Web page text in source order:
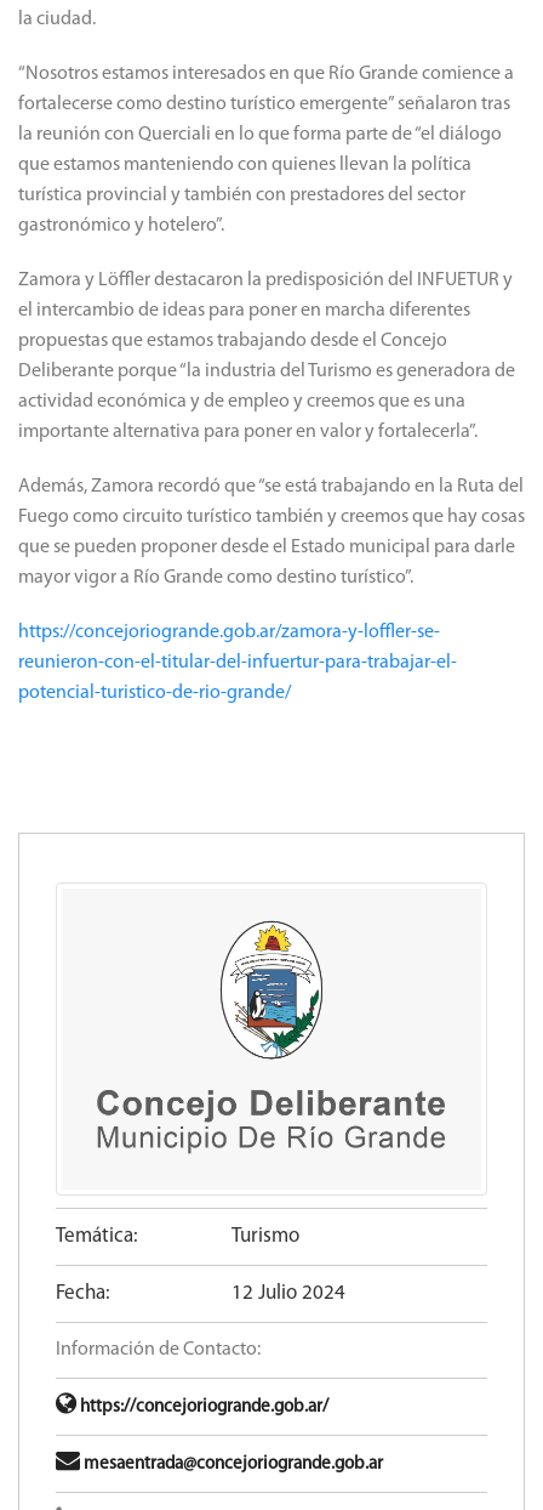
la ciudad.
“Nosotros estamos interesados en que Río Grande comience a
fortalecerse como destino turístico emergente” señalaron tras
la reunión con Querciali en lo que forma parte de “el diálogo
que estamos manteniendo con quienes llevan la política
turística provincial y también con prestadores del sector
gastronómico y hotelero”.
Zamora y Löffler destacaron la predisposición del INFUETUR y
el intercambio de ideas para poner en marcha diferentes
propuestas que estamos trabajando desde el Concejo
Deliberante porque “la industria del Turismo es generadora de
actividad económica y de empleo y creemos que es una
importante alternativa para poner en valor y fortalecerla”.
Además, Zamora recordó que “se está trabajando en la Ruta del
Fuego como circuito turístico también y creemos que hay cosas
que se pueden proponer desde el Estado municipal para darle
mayor vigor a Río Grande como destino turístico”.
https://concejoriogrande.gob.ar/zamora-y-loffler-se-
reunieron-con-el-titular-del-infuertur-para-trabajar-el-
potencial-turistico-de-rio-grande/
Temática: Turismo
Fecha: 12 Julio 2024
Información de Contacto:
https://concejoriogrande.gob.ar/
mesaentrada@concejoriogrande.gob.ar